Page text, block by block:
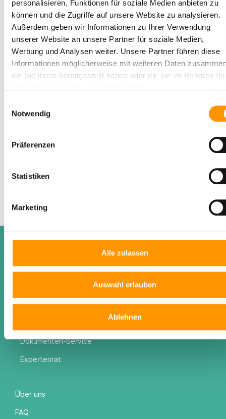
personalisieren, Funktionen für soziale Medien anbieten zu
können und die Zugriffe auf unsere Website zu analysieren.
Außerdem geben wir Informationen zu Ihrer Verwendung
unserer Website an unsere Partner für soziale Medien,
Werbung und Analysen weiter. Unsere Partner führen diese
Informationen möglicherweise mit weiteren Daten
die Sie ihnen bereitgestellt haben oder die sie im Rahmen
Notwendig
Präferenzen
Statistiken
Marketing
Alle zulassen
Auswahl erlauben
Ablehnen
Funktionen
Mieterpass
Expertenwissen
Dokumenten-Service
Expertenrat
Über uns
FAQ